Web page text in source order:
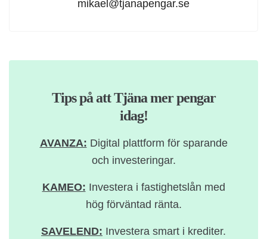
mikael@tjanapengar.se
Tips på att Tjäna mer pengar
idag!
AVANZA: Digital plattform för sparande
och investeringar.
KAMEO: Investera i fastighetslån med
hög förväntad ränta.
SAVELEND: Investera smart i krediter.